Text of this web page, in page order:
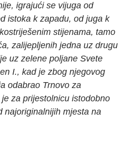
igrajući se vijuga od
istoka k zapadu, od juga k
šenim stijenama, tamo
a, zalijepljenih jedna uz drugu
uz zelene poljane Svete
I., kad je zbog njegovog
odabrao Trnovo za
za prijestolnicu istodobno
najoriginalnijih mjesta na